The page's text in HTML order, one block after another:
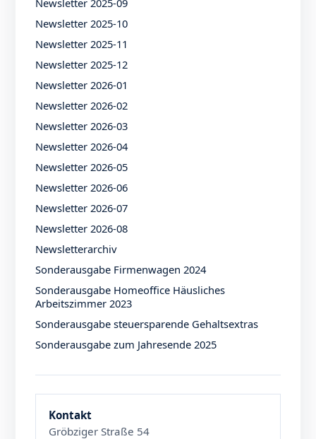
Newsletter 2025-10
Newsletter 2025-11
Newsletter 2025-12
Newsletter 2026-01
Newsletter 2026-02
Newsletter 2026-03
Newsletter 2026-04
Newsletter 2026-05
Newsletter 2026-06
Newsletter 2026-07
Newsletter 2026-08
Newsletterarchiv
Sonderausgabe Firmenwagen 2024
Sonderausgabe Homeoffice Häusliches
Arbeitszimmer 2023
Sonderausgabe steuersparende Gehaltsextras
Sonderausgabe zum Jahresende 2025
Kontakt
Gröbziger Straße 54